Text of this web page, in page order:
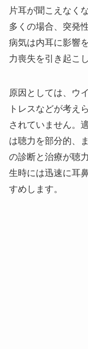
片耳が聞こえなく
多くの場合、突発
病気は内耳に影響
力喪失を引き起こし
原因としては、ウ
トレスなどが考え
されていません。
は聴力を部分的、
の診断と治療が聴
生時には迅速に耳
すめします。